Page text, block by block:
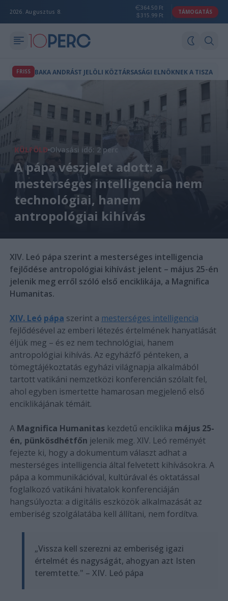
2026. Augusztus 8.
364.50 Ft
315.99 Ft
TÁMOGATÁS
FRISS BAKA ANDRÁST JELÖLI KÖZTÁRSASÁGI ELNÖKNEK A TISZA
KÜLFÖLD Olvasási idő: 2 perc
A pápa vészjelet adott: a
mesterséges intelligencia nem
technológiai, hanem
antropológiai kihívás
XIV. Leó pápa szerint a mesterséges intelligencia
fejlődése antropológiai kihívást jelent – május 25-én
jelenik meg erről szóló első enciklikája, a Magnifica
Humanitas.
XIV. Leó pápa szerint a mesterséges intelligencia
fejlődésével az emberi létezés értelmének hanyatlását
éljük meg – és ez nem technológiai, hanem
antropológiai kihívás. Az egyházfő pénteken, a
tömegtájékoztatás egyházi világnapja alkalmából
tartott vatikáni nemzetközi konferencián szólalt fel,
ahol egyben ismertette hamarosan megjelenő első
enciklikájának témáit.
A Magnifica Humanitaskezdetű enciklika május 25-
én, pünkösdhétfőn jelenik meg. XIV. Leó reményét
fejezte ki, hogy a dokumentum választ adhat a
mesterséges intelligencia által felvetett kihívásokra. A
pápa a kommunikációval, kultúrával és oktatással
foglalkozó vatikáni hivatalok konferenciáján
hangsúlyozta: a digitális eszközök alkalmazását az
emberiség szolgálatába kell állítani, nem fordítva.
„Vissza kell szerezni az emberiség igazi
értelmét és nagyságát, ahogyan azt Isten
teremtette." – XIV. Leó pápa